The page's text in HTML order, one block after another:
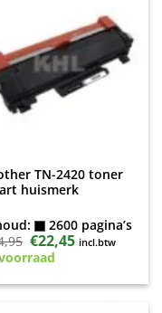
TN-2420 toner
huismerk
2600 pagina’s
Oorspronkelijke
prijs
was:
€22,45Huidige
prijs
incl.btw